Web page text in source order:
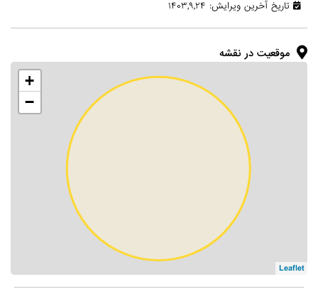
تاریخ آخرین ویرایش: ۱۴۰۳,۹,۲۴
موقعیت در نقشه
+
−
Leaflet